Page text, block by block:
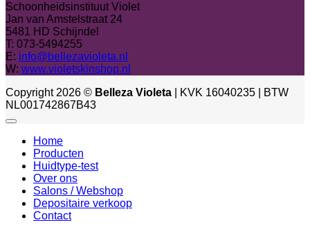
Schoonheidsinstituut Violet
Jan van Amstelstraat 24
5481 HD Schijndel
T: 073-5494255
E: info@bellezavioleta.nl
W: www.violetskinshop.nl
Copyright 2026 © Belleza Violeta | KVK 16040235 | BTW
NL001742867B43
Home
Producten
Huidtype-test
Over ons
Salons / Webshop
Depositaire verkoop
Contact